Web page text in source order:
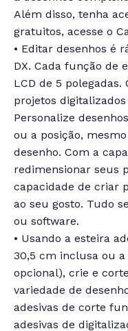
Além disso, tenha
gratuitos, acesse o
• Editar desenhos é
DX. Cada função de
LCD de 5
projetos
Personalize
ou a posição,
desenho. Com a
redimensionar seus
capacidade de criar
ao seu gosto. Tudo
ou software.
• Usando a esteira
30,5 cm inclusa ou a
opcional), crie e
variedade de
adesivas de corte
adesivas de